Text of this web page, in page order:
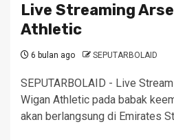
Live Streaming
Athletic
6 bulan ago SEPUTARBOLAID
SEPUTARBOLAID - Live
Wigan Athletic pada babak
akan berlangsung di Emirates